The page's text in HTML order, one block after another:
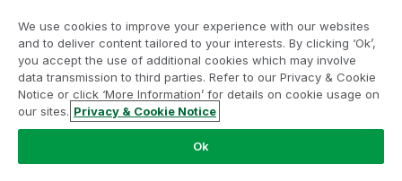
Qlik コミュニティ
法的契約 製品規約
Legal Policies
リーガルポリシー
利用規約
Do Not Share My Info
Copyright © 1993-2026 QlikTech International AB.無断複写・
We use cookies to improve your experience with our websites
and to deliver content tailored to your interests. By clicking ‘Ok’,
you accept the use of additional cookies which may involve
data transmission to third parties. Refer to our Privacy & Cookie
Notice or click ‘More Information’ for details on cookie usage on
our sites. Privacy & Cookie Notice
Ok